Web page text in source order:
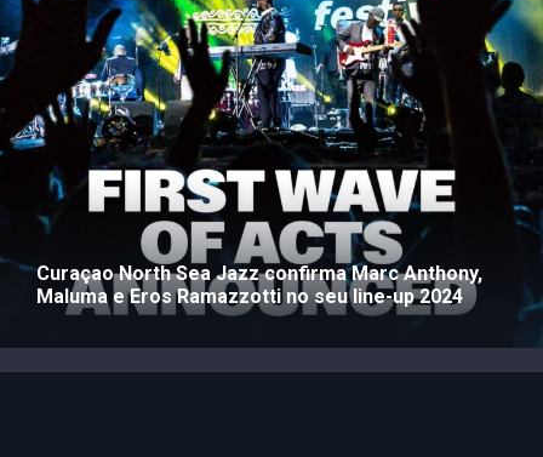
Curaçao North Sea Jazz confirma Marc Anthony,
Maluma e Eros Ramazzotti no seu line-up 2024